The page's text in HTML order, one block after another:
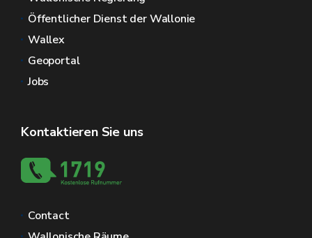
Öffentlicher Dienst der Wallonie
Wallex
Geoportal
Jobs
Kontaktieren Sie uns
Contact